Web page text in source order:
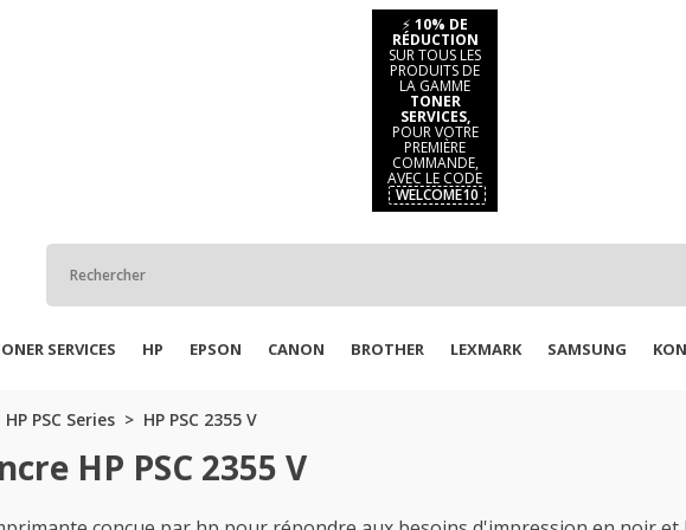
⚡ 10% DE
RÉDUCTION
SUR TOUS LES
PRODUITS DE
LA GAMME
TONER
SERVICES,
POUR VOTRE
PREMIÈRE
COMMANDE,
AVEC LE CODE
WELCOME10
SERVICES HP EPSON CANON BROTHER LEXMARK SAMSUNG
HP PSC Series HP PSC 2355 V
HP PSC 2355 V